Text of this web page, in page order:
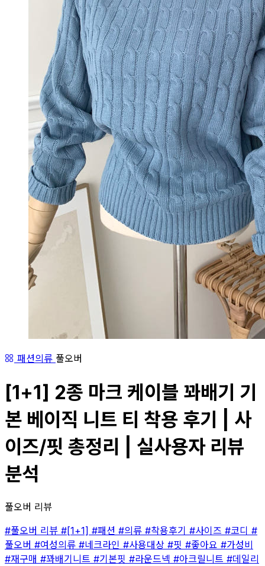
패션의류 풀오버
[1+1] 2종 마크 케이블 꽈배기 기
본 베이직 니트 티 착용 후기 | 사
이즈/핏 총정리 | 실사용자 리뷰
분석
풀오버 리뷰
#풀오버 리뷰 #[1+1] #패션 #의류 #착용후기 #사이즈 #코디 #
풀오버 #여성의류 #네크라인 #사용대상 #핏 #좋아요 #가성비
#재구매 #꽈배기니트 #기본핏 #라운드넥 #아크릴니트 #데일리